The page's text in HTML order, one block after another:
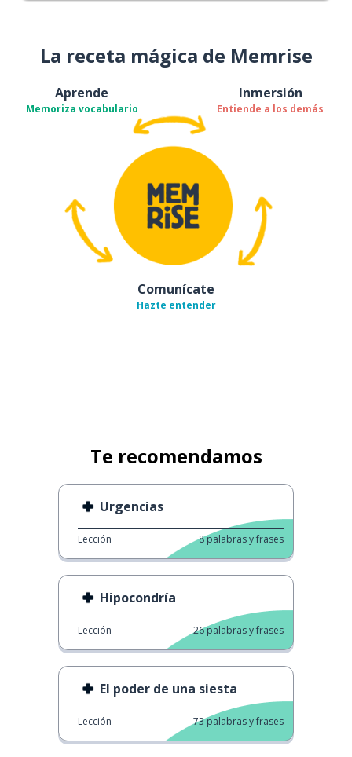
La receta mágica de Memrise
Aprende
Memoriza vocabulario
Inmersión
Entiende a los demás
Comunícate
Hazte entender
Te recomendamos
Urgencias
Lección 8palabras y frases
Hipocondría
Lección 26palabras y frases
El poder de una siesta
Lección 73palabras y frases